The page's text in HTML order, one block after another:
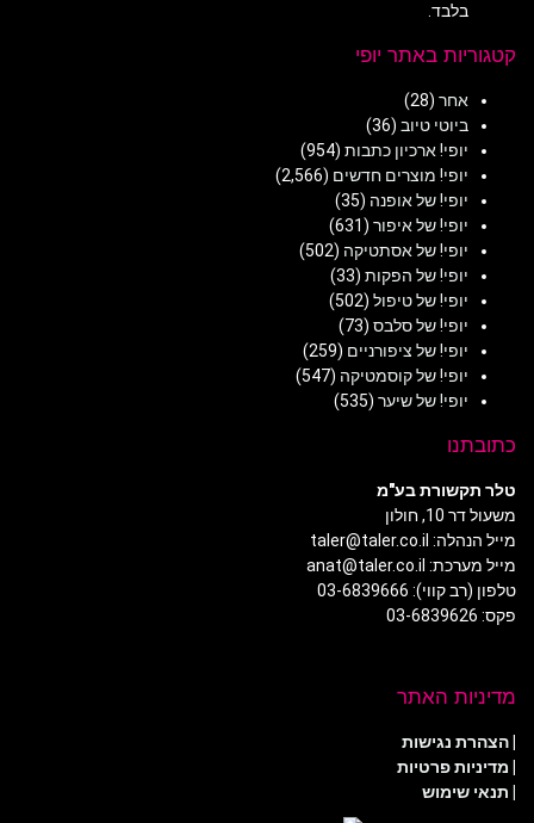
בלבד.
קטגוריות באתר יופי
אחר (28)
ביוטי טיוב (36)
יופי! ארכיון כתבות (954)
יופי! מוצרים חדשים (2,566)
יופי! של אופנה (35)
יופי! של איפור (631)
יופי! של אסתטיקה (502)
יופי! של הפקות (33)
יופי! של טיפול (502)
יופי! של סלבס (73)
יופי! של ציפורניים (259)
יופי! של קוסמטיקה (547)
יופי! של שיער (535)
כתובתנו
טלר תקשורת בע"מ
משעול דר 10, חולון
מייל הנהלה: taler@taler.co.il
מייל מערכת: anat@taler.co.il
טלפון (רב קווי): 03-6839666
פקס: 03-6839626
מדיניות האתר
הצהרת נגישות
מדיניות פרטיות
| תנאי שימוש